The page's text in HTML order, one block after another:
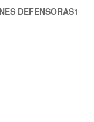
DEFENSORAS1